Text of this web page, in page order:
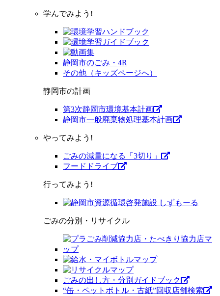
学んでみよう!
静岡市のごみ・4R
その他（キッズページへ）
静岡市の計画
第3次静岡市環境基本計画
静岡市一般廃棄物処理基本計画
やってみよう!
ごみの減量になる「3切り」
フードドライブ
行ってみよう!
ごみの分別・リサイクル
ごみの出し方・分別ガイドブック
“缶・ペットボトル・古紙”回収店舗検索